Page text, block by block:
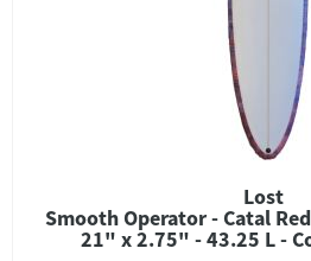
Lost
Smooth Operator - Catal
21" x 2.75" - 43.25 L -